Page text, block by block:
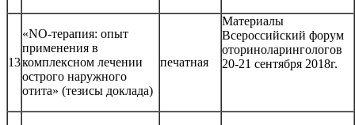
13
«NO-терапия: опыт
применения в
комплексном лечении
острого наружного
отита» (тезисы доклада)
печатная
Материалы
Всероссийский форум
оториноларингологов
20-21 сентября 2018г.